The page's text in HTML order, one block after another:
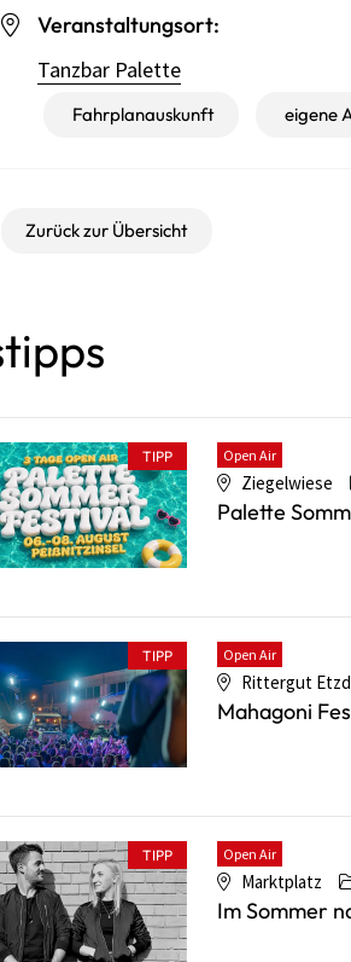
Veranstaltungsort:
Tanzbar Palette
Fahrplanauskunft eigene
Zurück zur Übersicht
Ziegelwiese
TIPP Open Air
Palette
Rittergut
TIPP Open Air
Mahagoni
Marktplatz
TIPP Open Air
Im Sommer